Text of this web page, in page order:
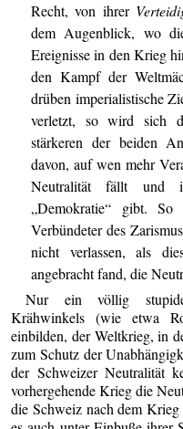
Recht, von ihrer
dem Augenblick, wo
Ereignisse in den Krieg
den Kampf der
drüben imperialistische
verletzt, so wird sich
stärkeren der beiden
davon, auf wen mehr
Neutralität fällt und
„Demokratie“ gibt.
Verbündeter des
nicht verlassen, als
angebracht fand, die
Nur ein völlig
Krähwinkels (wie etwa
einbilden, der Weltkrieg, in
zum Schutz der
der Schweizer Neutralität
vorhergehende Krieg die
die Schweiz nach dem Krieg